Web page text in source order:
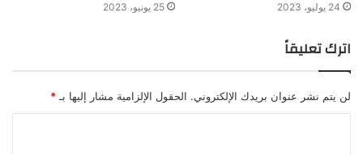
24 يوليو، 2023 25 يونيو، 2023
اترك تعليقاً
لن يتم نشر عنوان بريدك الإلكتروني. الحقول الإلزامية مشار إليها بـ *